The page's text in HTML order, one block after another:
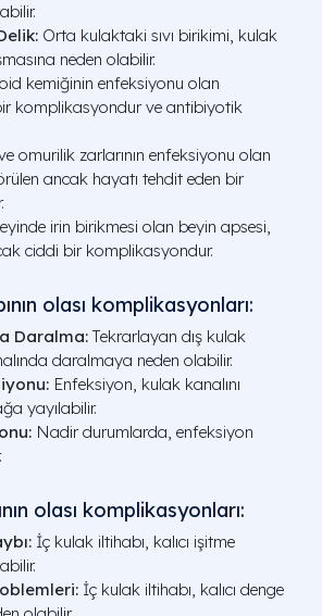
Orta kulaktaki sıvı birikimi, kulak
neden olabilir.
kemiğinin enfeksiyonu olan
komplikasyondur ve antibiyotik
omurilik zarlarının enfeksiyonu olan
ancak hayatı tehdit eden bir
irin birikmesi olan beyin apsesi,
ciddi bir komplikasyondur.
olası komplikasyonları:
Daralma: Tekrarlayan dış kulak
daralmaya neden olabilir.
Enfeksiyon, kulak kanalını
yayılabilir.
Nadir durumlarda, enfeksiyon
olası komplikasyonları:
İç kulak iltihabı, kalıcı işitme
İç kulak iltihabı, kalıcı denge